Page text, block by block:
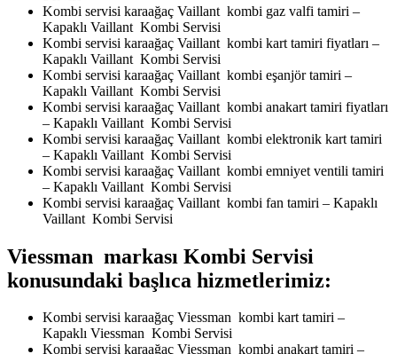
Kombi servisi karaağaç Vaillant kombi gaz valfi tamiri –
Kapaklı Vaillant Kombi Servisi
Kombi servisi karaağaç Vaillant kombi kart tamiri fiyatları –
Kapaklı Vaillant Kombi Servisi
Kombi servisi karaağaç Vaillant kombi eşanjör tamiri –
Kapaklı Vaillant Kombi Servisi
Kombi servisi karaağaç Vaillant kombi anakart tamiri fiyatları
– Kapaklı Vaillant Kombi Servisi
Kombi servisi karaağaç Vaillant kombi elektronik kart tamiri
– Kapaklı Vaillant Kombi Servisi
Kombi servisi karaağaç Vaillant kombi emniyet ventili tamiri
– Kapaklı Vaillant Kombi Servisi
Kombi servisi karaağaç Vaillant kombi fan tamiri – Kapaklı
Vaillant Kombi Servisi
Viessman markası Kombi Servisi
konusundaki başlıca hizmetlerimiz:
Kombi servisi karaağaç Viessman kombi kart tamiri –
Kapaklı Viessman Kombi Servisi
Kombi servisi karaağaç Viessman kombi anakart tamiri –